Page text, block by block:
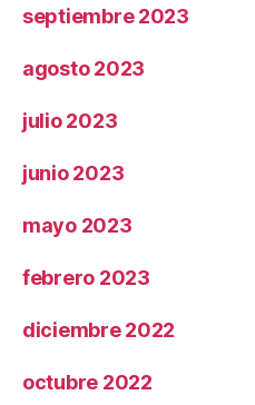
septiembre 2023
agosto 2023
julio 2023
junio 2023
mayo 2023
febrero 2023
diciembre 2022
octubre 2022